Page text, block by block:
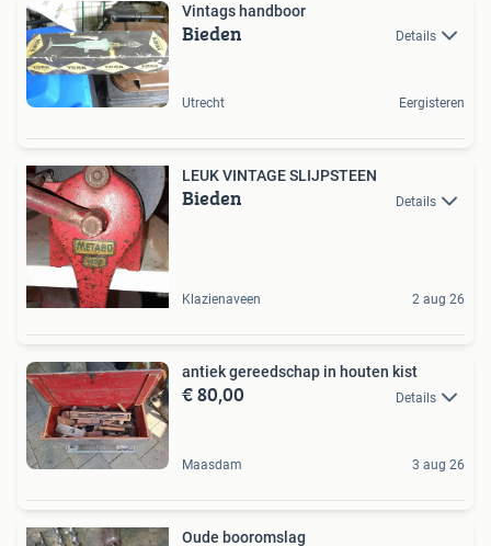
Vintags handboor
Bieden Details
Utrecht Eergisteren
LEUK VINTAGE SLIJPSTEEN
Bieden Details
Klazienaveen 2 aug 26
antiek gereedschap in houten kist
€ 80,00 Details
Maasdam 3 aug 26
Oude booromslag